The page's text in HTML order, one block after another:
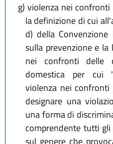
g) violenza nei
la definizione di cui
d) della
sulla prevenzione e
nei confronti delle
domestica per cui
violenza nei
designare una
una forma di
comprendente tutti
sul genere che